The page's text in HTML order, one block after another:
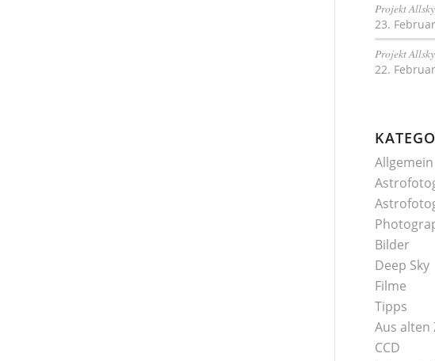
Projekt
23.
Projekt
22.
Allgemein
Bilder
Deep Sky
Filme
Tipps
Aus alten
CCD